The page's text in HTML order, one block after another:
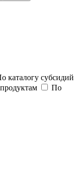
каталогу субсидий
По